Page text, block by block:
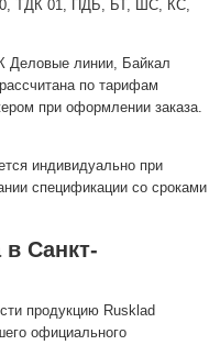
ТДК 01, ПДБ, БТ, ШС, КС,
Деловые линии, Байкал
по тарифам
при оформлении заказа.
индивидуально при
спецификации со сроками
Санкт-
продукцию Rusklad
официального